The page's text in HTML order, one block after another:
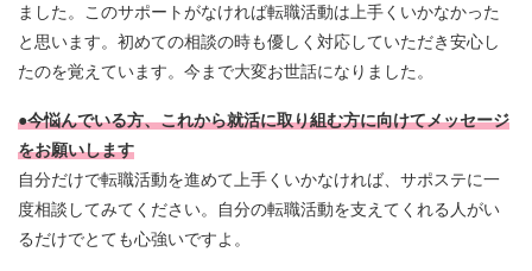
ました。このサポートがなければ転職活動は上手くいかなかった
と思います。初めての相談の時も優しく対応していただき安心し
たのを覚えています。今まで大変お世話になりました。
●今悩んでいる方、これから就活に取り組む方に向けてメッセージ
をお願いします
自分だけで転職活動を進めて上手くいかなければ、サポステに一
度相談してみてください。自分の転職活動を支えてくれる人がい
るだけでとても心強いですよ。